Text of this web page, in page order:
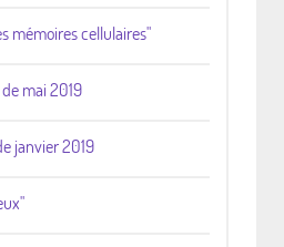
mémoires cellulaires"
mai 2019
janvier 2019